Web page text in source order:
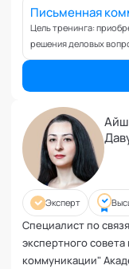
Воспитание
Защита от
Иммунитет
Карьерная
Командное
Письменная
Цель тренинга:
решения деловых
Эксперт
Специалист по
экспертного
коммуникации"